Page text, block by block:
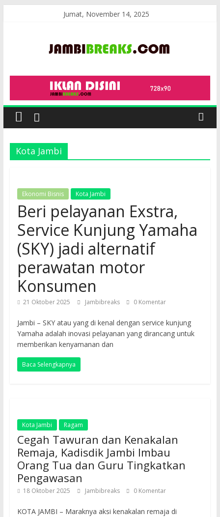
Jumat, November 14, 2025
JambiBreaks
Kota Jambi
Ekonomi Bisnis Kota Jambi
Beri pelayanan Exstra,
Service Kunjung Yamaha
(SKY) jadi alternatif
perawatan motor
Konsumen
21 Oktober 2025 Jambibreaks 0 Komentar
Jambi – SKY atau yang di kenal dengan service kunjung
Yamaha adalah inovasi pelayanan yang dirancang untuk
memberikan kenyamanan dan
Baca Selengkapnya
Kota Jambi Ragam
Cegah Tawuran dan Kenakalan
Remaja, Kadisdik Jambi Imbau
Orang Tua dan Guru Tingkatkan
Pengawasan
18 Oktober 2025 Jambibreaks 0 Komentar
KOTA JAMBI – Maraknya aksi kenakalan remaja di